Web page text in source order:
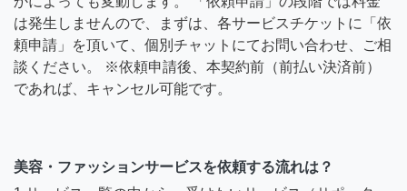
は発生しませんので、まずは、各サービスチケットに「依
頼申請」を頂いて、個別チャットにてお問い合わせ、ご相
談ください。 ※依頼申請後、本契約前（前払い決済前）
であれば、キャンセル可能です。
美容・ファッションサービスを依頼する流れは？